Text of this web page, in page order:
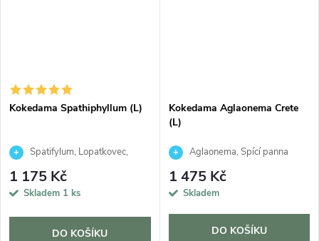
Kokedama Spathiphyllum (L)
Spatifylum, Lopatkovec,
Toulcovka
1 175 Kč
Skladem 1 ks
DO KOŠÍKU
Kokedama Aglaonema Crete
(L)
Aglaonema, Spící panna
1 475 Kč
Skladem
DO KOŠÍKU